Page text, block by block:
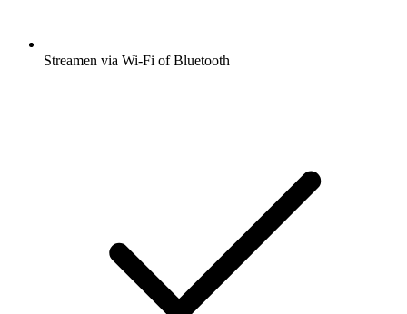
Streamen via Wi-Fi of Bluetooth